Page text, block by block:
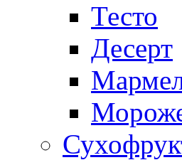
Тесто
Десерт